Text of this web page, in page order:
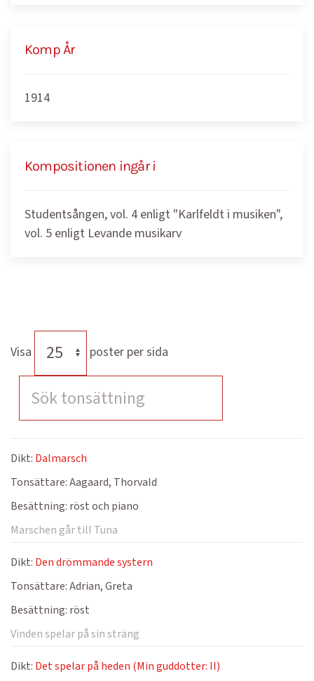
Komp År
1914
Kompositionen ingår i
Studentsången, vol. 4 enligt "Karlfeldt i musiken",
vol. 5 enligt Levande musikarv
Visa poster per sida
Dikt: Dalmarsch
Tonsättare:Aagaard, Thorvald
Besättning: röst och piano
Marschen går till Tuna
Dikt: Den drömmande systern
Tonsättare:Adrian, Greta
Besättning: röst
Vinden spelar på sin sträng
Dikt: Det spelar på heden (Min guddotter: II)